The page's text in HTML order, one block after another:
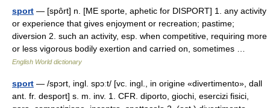
sport — [spôrt] n. [ME sporte, aphetic for DISPORT] 1. any activity
or experience that gives enjoyment or recreation; pastime;
diversion 2. such an activity, esp. when competitive, requiring more
or less vigorous bodily exertion and carried on, sometimes …
English World dictionary
sport — /spɔrt, ingl. spɔːt/ [vc. ingl., in origine «divertimento», dall
ant. fr. desport] s. m. inv. 1. CFR. diporto, giochi, esercizi fisici,